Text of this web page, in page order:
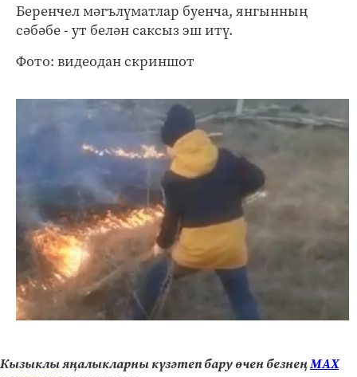
Беренчел мәгълүматлар буенча, янгынның
сәбәбе - ут белән саксыз эш итү.
Фото: видеодан скриншот
Кызыклы яңалыкларны күзәтеп бару өчен безнеңМАХ